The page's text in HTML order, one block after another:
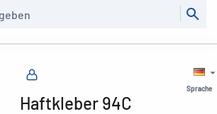
Sprache
Haftkleber 94C